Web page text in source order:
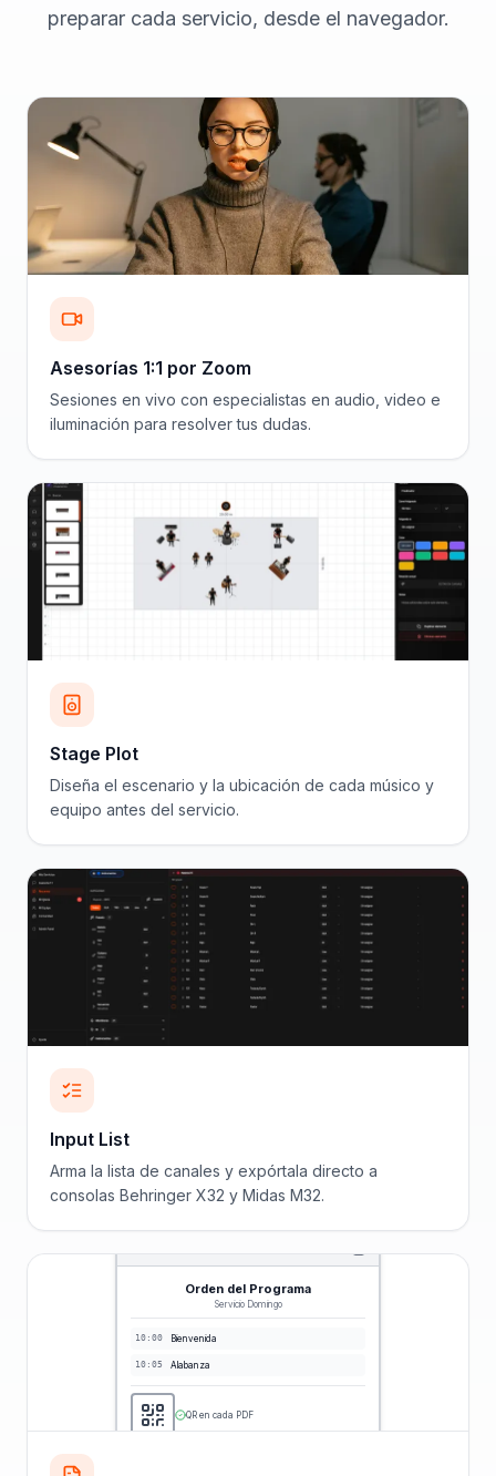
preparar cada servicio, desde el navegador.
Asesorías 1:1 por Zoom
Sesiones en vivo con especialistas en audio, video e
iluminación para resolver tus dudas.
Stage Plot
Diseña el escenario y la ubicación de cada músico y
equipo antes del servicio.
Input List
Arma la lista de canales y expórtala directo a
consolas Behringer X32 y Midas M32.
Orden del Programa
Servicio Domingo
10:00 Bienvenida
10:05 Alabanza
QR en cada PDF